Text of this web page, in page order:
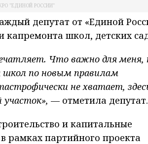
"ЕДИНОЙ РОССИИ"
депутат от «Единой
капремонта школ, детских
Что важно для меня,
школ по новым правилам
не хватает,
— отметила депутат.
и капитальные
рамках партийного проекта